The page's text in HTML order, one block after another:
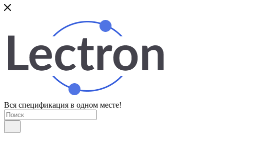
Вся спецификация в одном месте!